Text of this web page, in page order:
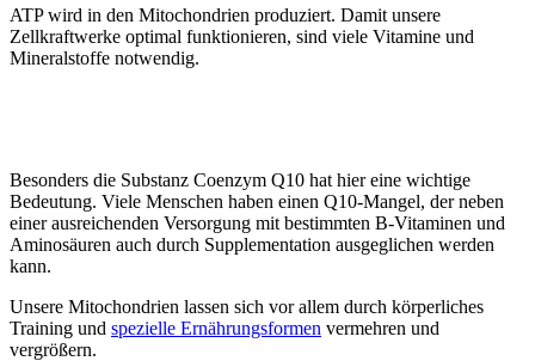
ATP wird in den Mitochondrien produziert. Damit unsere
Zellkraftwerke optimal funktionieren, sind viele Vitamine und
Mineralstoffe notwendig.
Besonders die Substanz Coenzym Q10 hat hier eine wichtige
Bedeutung. Viele Menschen haben einen Q10-Mangel, der neben
einer ausreichenden Versorgung mit bestimmten B-Vitaminen und
Aminosäuren auch durch Supplementation ausgeglichen werden
kann.
Unsere Mitochondrien lassen sich vor allem durch körperliches
Training und spezielle Ernährungsformen vermehren und
vergrößern.